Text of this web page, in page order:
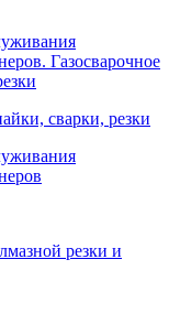
Газосварочное
сварки, резки
резки и